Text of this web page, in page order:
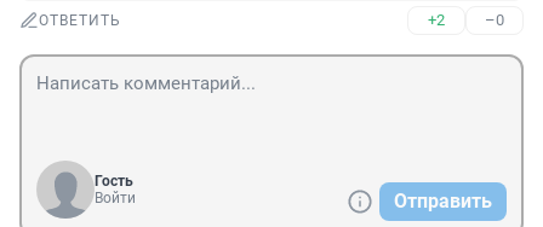
ОТВЕТИТЬ +2 –0
Гость
Войти
Отправить